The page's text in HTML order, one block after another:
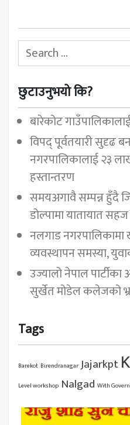
Search for:
छुटाउनुभयो कि?
बारेकोट
विपद् पूर्वतयारी सुदृढ
नगरपालिकालाई २३
हस्तान्तरण
समयअगावै सम्पन्न हुँदै
डोल्पामा यातायात
नलगाड नगरपालिकामा
व्यवस्थापन समस्या,
उज्यालो नेपाल पार्टीका
सुर्खेत मोडेल कलेजको
Tags
Barekot Birendranagar Jajarkpt
Level workshop Nalgad With